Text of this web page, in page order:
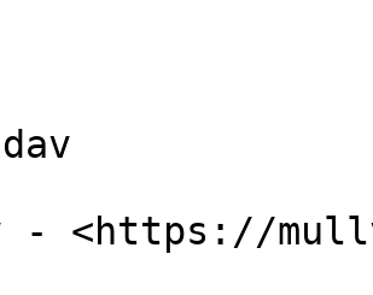
- <https://